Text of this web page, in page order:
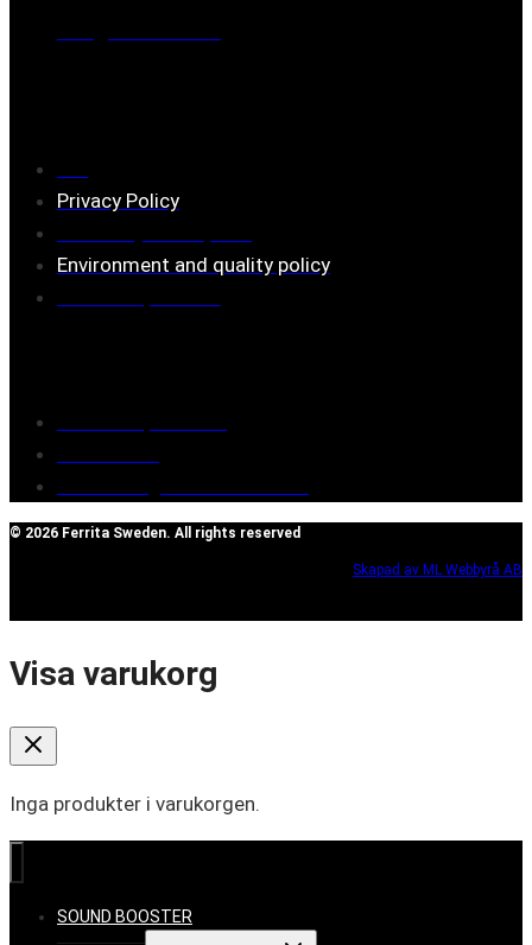
Privacy Policy
Environment and quality policy
© 2026 Ferrita Sweden. All rights reserved
Skapad av ML Webbyrå AB
Visa varukorg
Inga produkter i varukorgen.
SOUND BOOSTER